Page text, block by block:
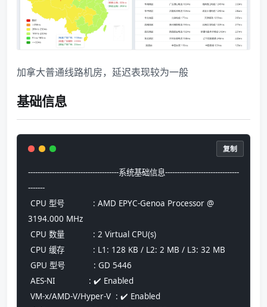
加拿大普通线路机房，延迟表现较为一般
基础信息
--------------------------------------系统基础信息-------------------------------
-------
3194.000 MHz
CPU 数量            : 2 Virtual CPU(s)
CPU 缓存            : L1: 128 KB / L2: 2 MB / L3: 32 MB
GPU 型号            : GD 5446
AES-NI              : ✔️ Enabled
VM-x/AMD-V/Hyper-V  : ✔️ Enabled
复制